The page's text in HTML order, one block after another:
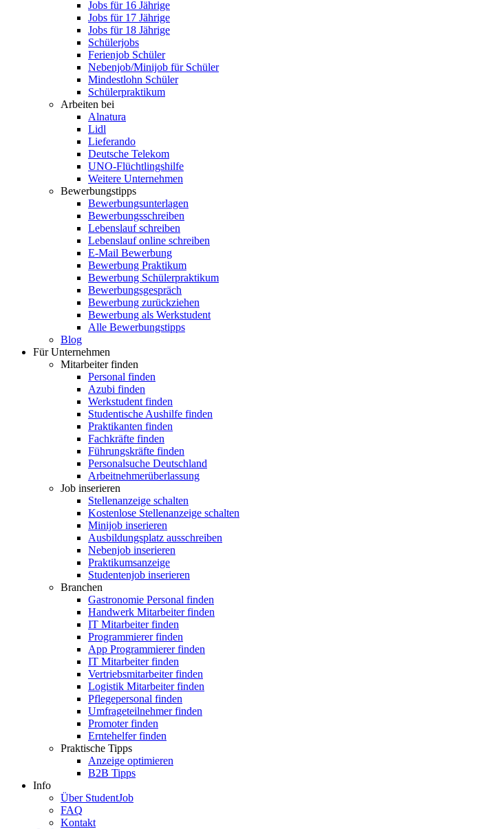
Jobs für 16 Jährige
Jobs für 17 Jährige
Jobs für 18 Jährige
Schülerjobs
Ferienjob Schüler
Nebenjob/Minijob für Schüler
Mindestlohn Schüler
Schülerpraktikum
Arbeiten bei
Alnatura
Lidl
Lieferando
Deutsche Telekom
UNO-Flüchtlingshilfe
Weitere Unternehmen
Bewerbungstipps
Bewerbungsunterlagen
Bewerbungsschreiben
Lebenslauf schreiben
Lebenslauf online schreiben
E-Mail Bewerbung
Bewerbung Praktikum
Bewerbung Schülerpraktikum
Bewerbungsgespräch
Bewerbung zurückziehen
Bewerbung als Werkstudent
Alle Bewerbungstipps
Blog
Für Unternehmen
Mitarbeiter finden
Personal finden
Azubi finden
Werkstudent finden
Studentische Aushilfe finden
Praktikanten finden
Fachkräfte finden
Führungskräfte finden
Personalsuche Deutschland
Arbeitnehmerüberlassung
Job inserieren
Stellenanzeige schalten
Kostenlose Stellenanzeige schalten
Minijob inserieren
Ausbildungsplatz ausschreiben
Nebenjob inserieren
Praktikumsanzeige
Studentenjob inserieren
Branchen
Gastronomie Personal finden
Handwerk Mitarbeiter finden
IT Mitarbeiter finden
Programmierer finden
App Programmierer finden
IT Mitarbeiter finden
Vertriebsmitarbeiter finden
Logistik Mitarbeiter finden
Pflegepersonal finden
Umfrageteilnehmer finden
Promoter finden
Erntehelfer finden
Praktische Tipps
Anzeige optimieren
B2B Tipps
Info
Über StudentJob
FAQ
Kontakt